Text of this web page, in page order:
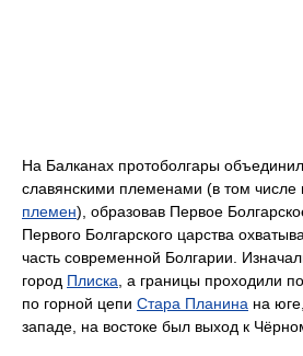
На Балканах протоболгары
славянскими племенами (в том числе
племен), образовав Первое
Первого Болгарского царства
часть современной Болгарии.
город Плиска, а границы проходили
по горной цепи Стара Планина на
западе, на востоке был выход к